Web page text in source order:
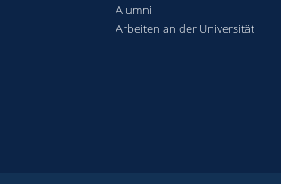
Alumni
Arbeiten an der Universität